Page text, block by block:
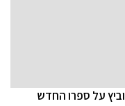
על ספרו החדש